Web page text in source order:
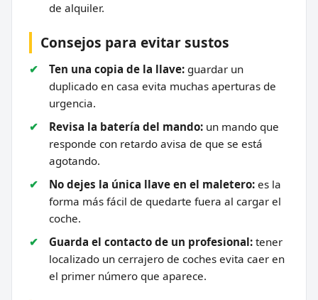
de alquiler.
Consejos para evitar sustos
Ten una copia de la llave: guardar un
duplicado en casa evita muchas aperturas de
urgencia.
Revisa la batería del mando: un mando que
responde con retardo avisa de que se está
agotando.
No dejes la única llave en el maletero: es la
forma más fácil de quedarte fuera al cargar el
coche.
Guarda el contacto de un profesional: tener
localizado un cerrajero de coches evita caer en
el primer número que aparece.